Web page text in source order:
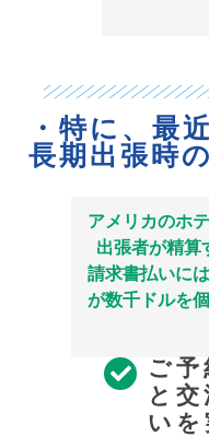
・特に、最
長期出張時
アメリカのホ
出張者が精算
請求書払いに
が数千ドルを
ご
と
いを